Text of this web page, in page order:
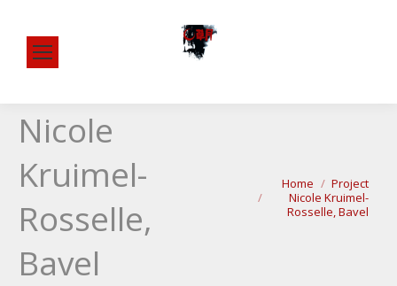
Nicole
Kruimel-
Rosselle,
Bavel
Je bent hier:
Home
Project
Nicole Kruimel-
Rosselle, Bavel